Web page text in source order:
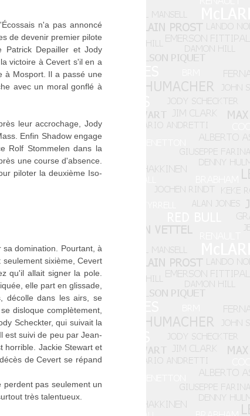
n'a pas annoncé
de devenir premier pilote
Patrick Depailler et Jody
victoire à Cevert s'il en a
à Mosport. Il a passé une
avec un moral gonflé à
leur accrochage, Jody
Enfin Shadow engage
Rolf Stommelen dans la
une course d'absence.
piloter la deuxième Iso-
domination. Pourtant, à
sixième, Cevert
qu'il allait signer la pole.
elle part en glissade,
décolle dans les airs, se
disloque complètement,
Scheckter, qui suivait la
est suivi de peu par Jean-
horrible. Jackie Stewart et
de Cevert se répand
pas seulement un
très talentueux.